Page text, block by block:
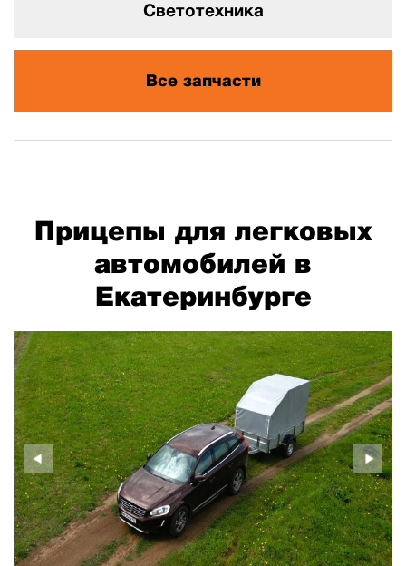
Светотехника
Все запчасти
Прицепы для легковых
автомобилей в
Екатеринбурге